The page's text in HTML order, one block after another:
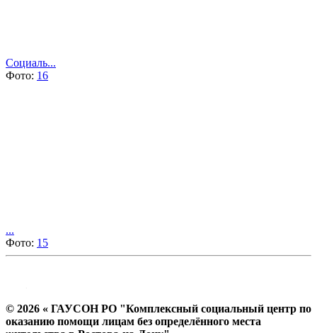
Социаль...
Фото: 16
...
Фото: 15
© 2026 « ГАУСОН РО "Комплексный социальный центр по
оказанию помощи лицам без определённого места